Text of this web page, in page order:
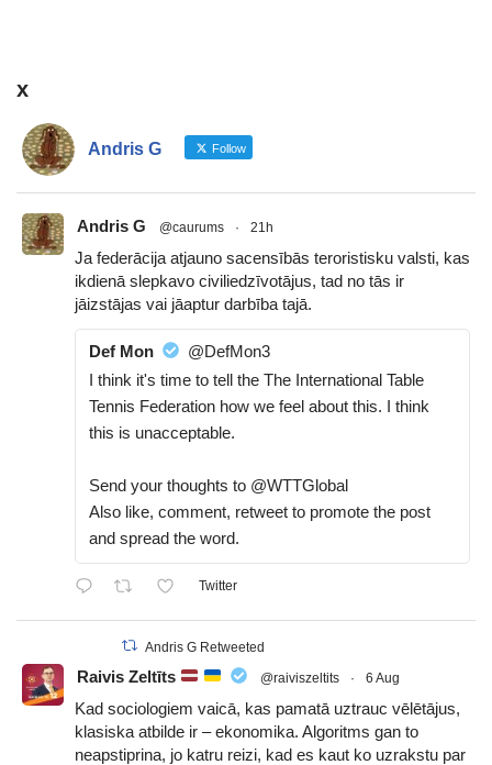
x
Andris G Follow
Andris G @caurums · 21h
Ja federācija atjauno sacensībās teroristisku valsti, kas
ikdienā slepkavo civiliedzīvotājus, tad no tās ir
jāizstājas vai jāaptur darbība tajā.
Def Mon
@DefMon3
I think it's time to tell the The International Table
Tennis Federation how we feel about this. I think
this is unacceptable.
Send your thoughts to @WTTGlobal
Also like, comment, retweet to promote the post
and spread the word.
Twitter
Andris G Retweeted
Raivis Zeltīts @raiviszeltits · 6 Aug
Kad sociologiem vaicā, kas pamatā uztrauc vēlētājus,
klasiska atbilde ir – ekonomika. Algoritms gan to
neapstiprina, jo katru reizi, kad es kaut ko uzrakstu par